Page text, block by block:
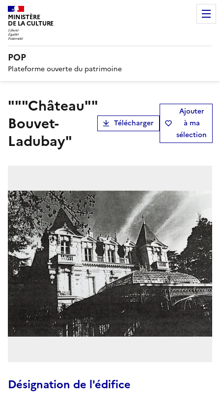
MINISTÈRE
DE LA CULTURE
POP
Plateforme ouverte du patrimoine
"""Château""
Bouvet-
Ladubay"
Télécharger
Ajouter
à ma
sélection
Désignation de l'édifice